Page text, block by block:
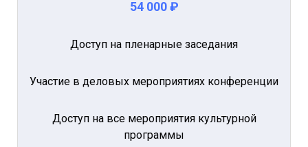
54 000 ₽
Доступ на пленарные заседания
Участие в деловых мероприятиях конференции
Доступ на все мероприятия культурной
программы